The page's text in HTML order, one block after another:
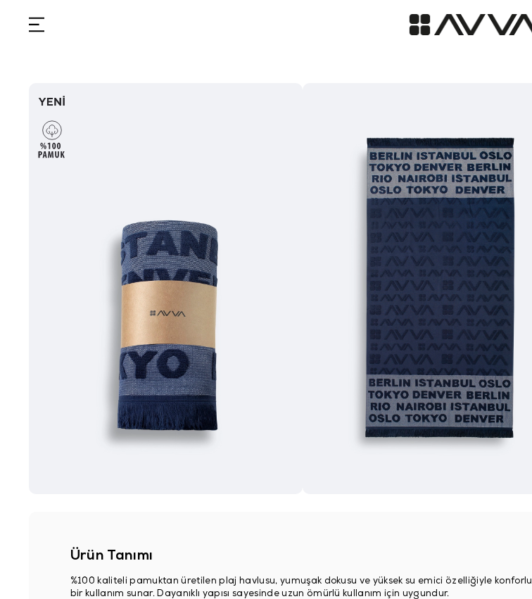
Ürün Tanımı
%100 kaliteli pamuktan üretilen plaj havlusu, yumuşak dokusu ve yüksek su emici özelliğiyle konforlu
bir kullanım sunar. Dayanıklı yapısı sayesinde uzun ömürlü kullanım için uygundur.